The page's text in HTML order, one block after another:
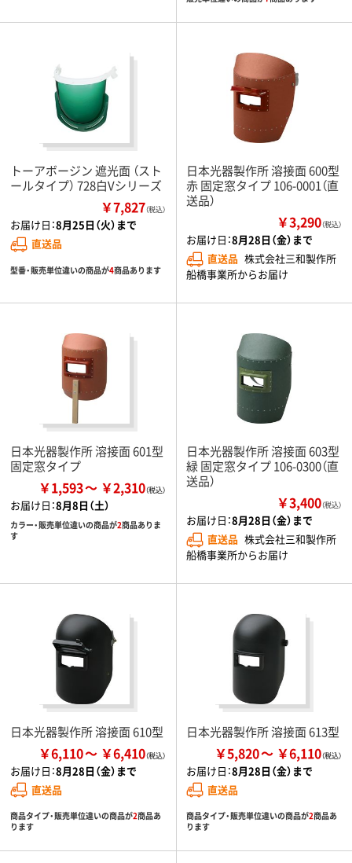
トーアボージン 遮光面 （スト
ールタイプ） 728白Vシリーズ
￥7,827（税込）
お届け日：8月25日（火）まで
直送品
型番・販売単位違いの商品が4商品あります
日本光器製作所 溶接面 600型
赤 固定窓タイプ 106-0001（直
送品）
￥3,290（税込）
お届け日：8月28日（金）まで
直送品 株式会社三和製作所
船橋事業所からお届け
日本光器製作所 溶接面 601型
固定窓タイプ
￥1,593 ￥2,310
お届け日：8月8日（土）
カラー・販売単位違いの商品が2商品ありま
す
日本光器製作所 溶接面 603型
緑 固定窓タイプ 106-0300（直
送品）
￥3,400（税込）
お届け日：8月28日（金）まで
直送品 株式会社三和製作所
船橋事業所からお届け
日本光器製作所 溶接面 610型
￥6,110 ￥6,410
お届け日：8月28日（金）まで
直送品
商品タイプ・販売単位違いの商品が2商品あ
ります
日本光器製作所 溶接面 613型
￥5,820 ￥6,110
お届け日：8月28日（金）まで
直送品
商品タイプ・販売単位違いの商品が2商品あ
ります